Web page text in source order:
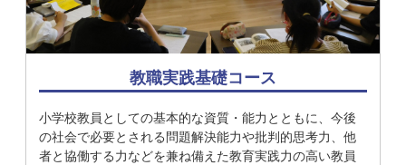
教職実践基礎コース
小学校教員としての基本的な資質・能力とともに、今後
の社会で必要とされる問題解決能力や批判的思考力、他
者と協働する力などを兼ね備えた教育実践力の高い教員